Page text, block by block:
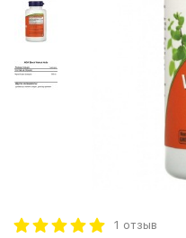
1 отзыв